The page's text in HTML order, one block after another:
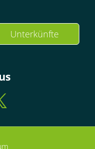
Unterkünfte